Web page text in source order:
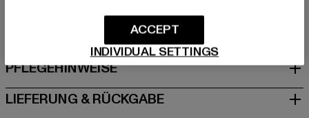
GRÖSSE & PASSFORM
PFLEGEHINWEISE
LIEFERUNG & RÜCKGABE
INDIVIDUAL SETTINGS
ACCEPT